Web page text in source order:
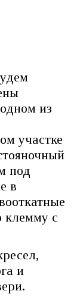
из
участке
под
в
клемму с
и